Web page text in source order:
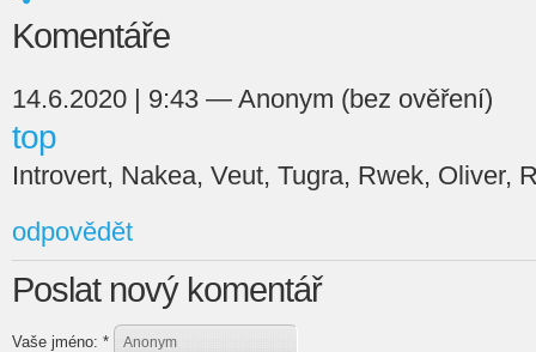
Komentáře
14.6.2020 | 9:43 — Anonym (bez ověření)
top
Introvert, Nakea, Veut, Tugra, Rwek, Oliver,
odpovědět
Poslat nový komentář
Vaše jméno: *